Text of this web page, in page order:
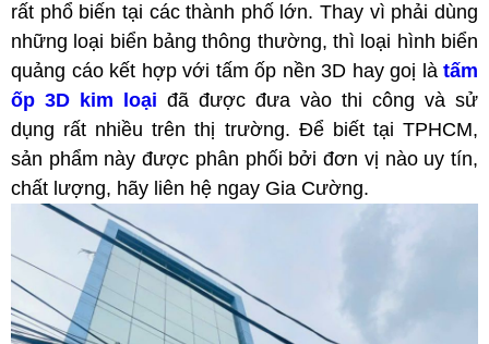
rất phổ biến tại các thành phố lớn. Thay vì phải dùng
những loại biển bảng thông thường, thì loại hình biển
quảng cáo kết hợp với tấm ốp nền 3D hay goị là tấm
ốp 3D kim loại đã được đưa vào thi công và sử
dụng rất nhiều trên thị trường. Để biết tại TPHCM,
sản phẩm này được phân phối bởi đơn vị nào uy tín,
chất lượng, hãy liên hệ ngay Gia Cường.